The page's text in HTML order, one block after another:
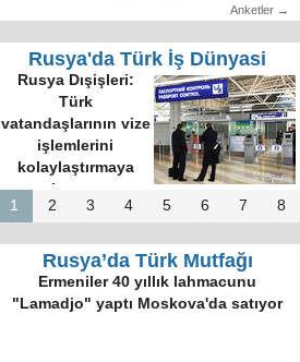
Anketler →
Rusya'da Türk İş Dünyasi
Rusya Dışişleri:
Türk
vatandaşlarının vize
işlemlerini
kolaylaştırmaya
hazırız
1
2 3 4 5 6 7 8
Rusya’da Türk Mutfağı
Ermeniler 40 yıllık lahmacunu
"Lamadjo" yaptı Moskova'da satıyor